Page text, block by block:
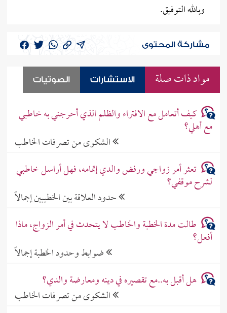
وبالله التوفيق.
مشاركة المحتوى
مواد ذات صلة الاستشارات الصوتيات
كيف أتعامل مع الافتراء والظلم الذي أحرجني به خاطبي
مع أهلي؟
الشكوى من تصرفات الخاطب
تعثر أمر زواجي ورفض والدي إتمامه، فهل أراسل خاطبي
لشرح موقفي؟
حدود العلاقة بين الخطيبين إجمالاً
طالت مدة الخطبة والخاطب لا يتحدث في أمر الزواج، ماذا
أفعل؟
ضوابط وحدود الخطبة إجمالاً
هل أقبل به..مع تقصيره في دينه ومعارضة والدي؟
الشكوى من تصرفات الخاطب